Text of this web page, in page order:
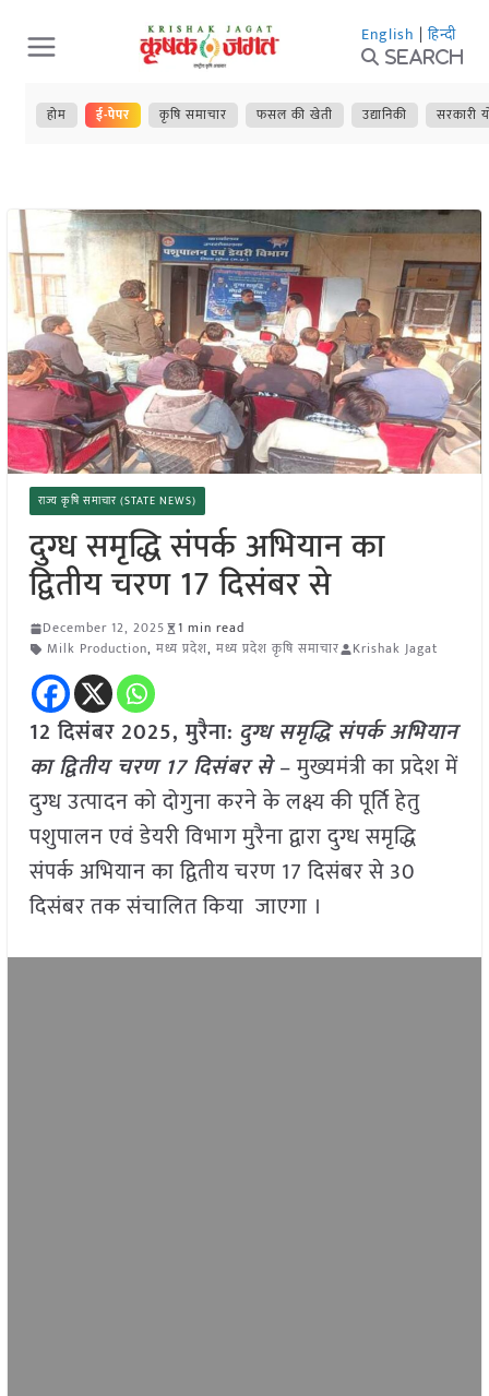
Skip
to
content
English | हिन्दी
Search
होम ई-पेपर कृषि समाचार फसल की खेती उद्यानिकी सरकारी
राज्य कृषि समाचार (STATE NEWS)
दुग्ध समृद्धि संपर्क अभियान का
द्वितीय चरण 17 दिसंबर से
December 12, 2025
1 min read
Milk Production, मध्य प्रदेश, मध्य प्रदेश कृषि समाचार Krishak Jagat
12 दिसंबर 2025,मुरैना: दुग्ध समृद्धि संपर्क अभियान
का द्वितीय चरण 17 दिसंबर से– मुख्यमंत्री का प्रदेश में
दुग्ध उत्पादन को दोगुना करने के लक्ष्य की पूर्ति हेतु
पशुपालन एवं डेयरी विभाग मुरैना द्वारा दुग्ध समृद्धि
संपर्क अभियान का द्वितीय चरण 17 दिसंबर से 30
दिसंबर तक संचालित किया जाएगा ।